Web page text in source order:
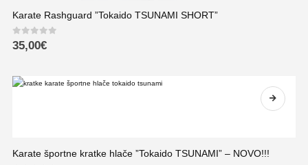
Karate Rashguard ”Tokaido TSUNAMI SHORT”
0out of 5
35,00€
Karate športne kratke hlače ”Tokaido TSUNAMI” – NOVO!!!